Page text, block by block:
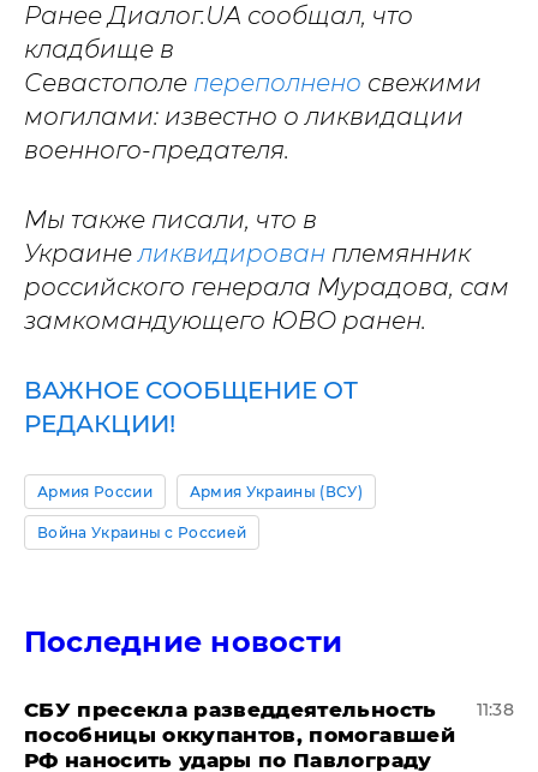
Ранее Диалог.UA сообщал, что
кладбище в
Севастополе переполнено свежими
могилами: известно о ликвидации
военного-предателя.
Мы также писали, что в
Украинеликвидирован племянник
российского генерала Мурадова, сам
замкомандующего ЮВО ранен.
ВАЖНОЕ СООБЩЕНИЕ ОТ
РЕДАКЦИИ!
Армия России Армия Украины (ВСУ)
Война Украины с Россией
Последние новости
СБУ пресекла разведдеятельность
пособницы оккупантов, помогавшей
РФ наносить удары по Павлограду
11:38